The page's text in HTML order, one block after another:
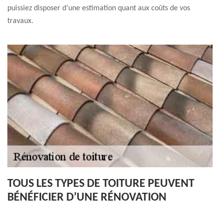
puissiez disposer d’une estimation quant aux coûts de vos
travaux.
TOUS LES TYPES DE TOITURE PEUVENT
BÉNÉFICIER D’UNE RÉNOVATION